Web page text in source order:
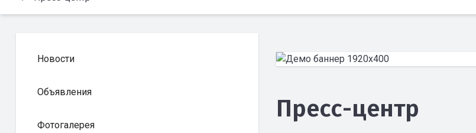
Новости
Объявления
Фотогалерея
Пресс-центр